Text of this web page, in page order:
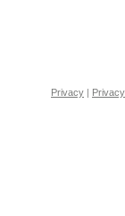
Privacy |